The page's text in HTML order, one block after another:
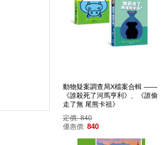
動物疑案調查局X檔案合輯 ——
《誰殺死了河馬亨利》、《誰偷
走了無 尾熊卡祖》
定價: 840
優惠價: 840